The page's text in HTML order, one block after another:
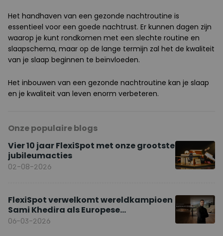
Het handhaven van een gezonde nachtroutine is
essentieel voor een goede nachtrust. Er kunnen dagen zijn
waarop je kunt rondkomen met een slechte routine en
slaapschema, maar op de lange termijn zal het de kwaliteit
van je slaap beginnen te beïnvloeden.
Het inbouwen van een gezonde nachtroutine kan je slaap
en je kwaliteit van leven enorm verbeteren.
Onze populaire blogs
Vier 10 jaar FlexiSpot met onze grootste
jubileumacties
02-08-2026
FlexiSpot verwelkomt wereldkampioen
Sami Khedira als Europese
merkambassadeur
06-03-2026